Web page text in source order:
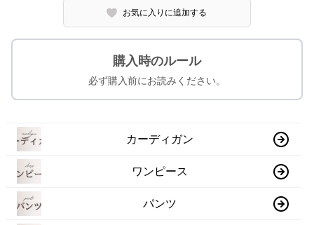
お気に入りに追加する
購入時のルール
必ず購入前にお読みください。
カーディガン
ワンピース
パンツ